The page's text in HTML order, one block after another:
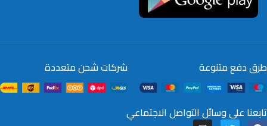
طرق دفع متنوعة شركات شحن متعددة
تابعنا على وسائل التواصل الاجتماعي